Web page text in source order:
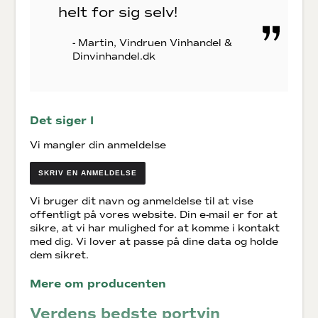
helt for sig selv!
- Martin, Vindruen Vinhandel &
Dinvinhandel.dk
Det siger I
Vi mangler din anmeldelse
SKRIV EN ANMELDELSE
Vi bruger dit navn og anmeldelse til at vise
offentligt på vores website. Din e-mail er for at
sikre, at vi har mulighed for at komme i kontakt
med dig. Vi lover at passe på dine data og holde
dem sikret.
Mere om producenten
Verdens bedste portvin